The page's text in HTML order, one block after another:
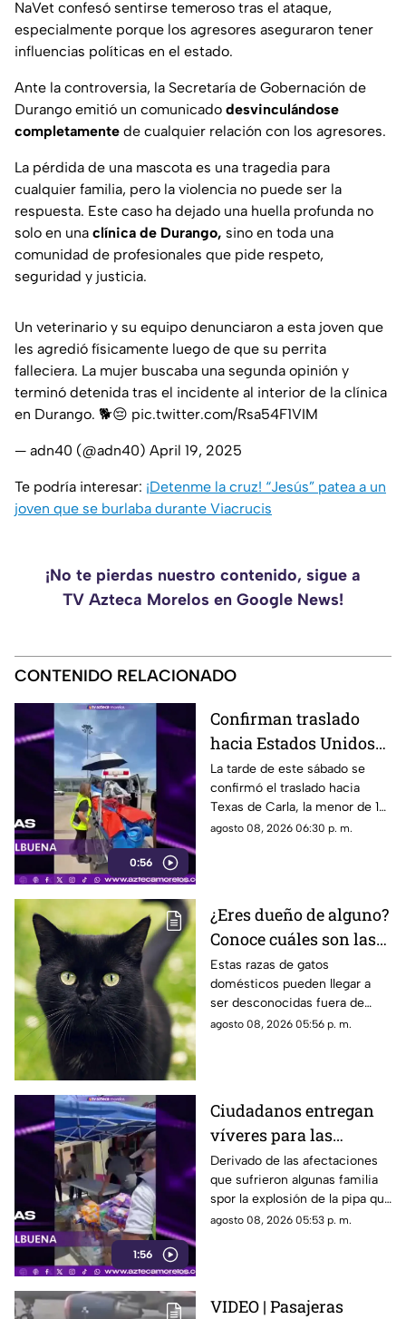
NaVet confesó sentirse temeroso tras el ataque,
especialmente porque los agresores aseguraron tener
influencias políticas en el estado.
Ante la controversia, la Secretaría de Gobernación de
Durango emitió un comunicado desvinculándose
completamente de cualquier relación con los agresores.
La pérdida de una mascota es una tragedia para
cualquier familia, pero la violencia no puede ser la
respuesta. Este caso ha dejado una huella profunda no
solo en una clínica de Durango, sino en toda una
comunidad de profesionales que pide respeto,
seguridad y justicia.
Un veterinario y su equipo denunciaron a esta joven que
les agredió físicamente luego de que su perrita
falleciera. La mujer buscaba una segunda opinión y
terminó detenida tras el incidente al interior de la clínica
en Durango. 🐕😔 pic.twitter.com/Rsa54F1VIM
— adn40 (@adn40) April 19, 2025
Te podría interesar: ¡Detenme la cruz! “Jesús” patea a un
joven que se burlaba durante Viacrucis
¡No te pierdas nuestro contenido, sigue a
TV Azteca Morelos en Google News!
CONTENIDO RELACIONADO
0:56
Confirman traslado
hacia Estados Unidos
de menor que sufrió
quemadura en la
explosión de gas LP en
Cuernavaca
La tarde de este sábado se
confirmó el traslado hacia
Texas de Carla, la menor de 15
años que resultó gravemente
agosto 08, 2026 06:30 p. m.
¿Eres dueño de alguno?
Conoce cuáles son las
cinco razas más raras
de gatos domésticos en
todo el mundo
Estas razas de gatos
domésticos pueden llegar a
ser desconocidas fuera de
círculos especializados, y
agosto 08, 2026 05:56 p. m.
1:56
Ciudadanos entregan
víveres para las
familias afectadas por
la explosión de pipa en
Cuernavaca
Derivado de las afectaciones
que sufrieron algunas familia
spor la explosión de la pipa que
transportaba gas LP,
agosto 08, 2026 05:53 p. m.
VIDEO | Pasajeras